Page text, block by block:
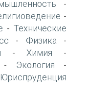
-
-
- Технические
- Физика -
- Химия -
- Экология -
Юриспруденция